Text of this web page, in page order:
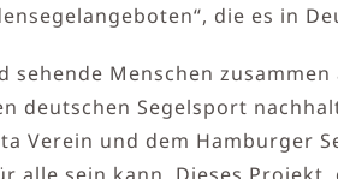
die es in
sehende Menschen
deutschen Segelsport
Verein und dem Hamburger